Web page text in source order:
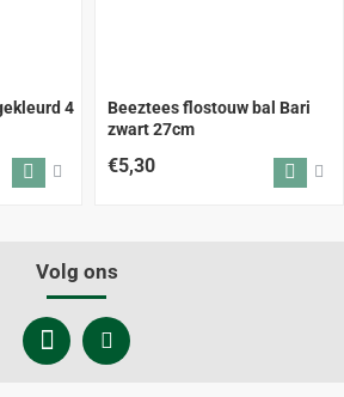
4
Beeztees flostouw bal Bari
zwart 27cm
€5,30
Volg ons